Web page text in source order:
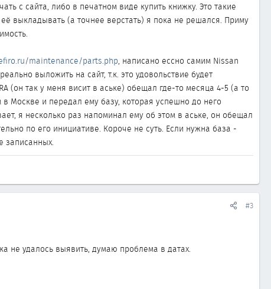
с сайта, либо в печатном виде купить книжку. Это такие
выкладывать (а точнее верстать) я пока не решался. Приму
maintenance/parts.php, написано ессно самим Nissan
выложить на сайт, т.к. это удовольствие будет
(он так у меня висит в аське) обещал где-то месяца 4-5 (а то
Москве и передал ему базу, которая успешно до него
я несколько раз напоминал ему об этом в аське, он обещал
по его инициативе. Короче не суть. Если нужна база -
записанных.
#3
не удалось выявить, думаю проблема в датах.